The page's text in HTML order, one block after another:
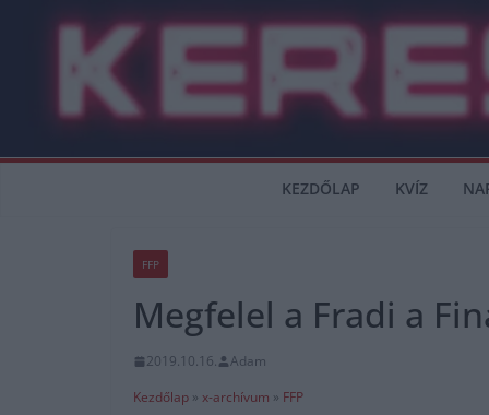
KEZDŐLAP KVÍZ
FFP
Megfelel a Fradi a
2019.10.16.
Adam
Kezdőlap » x-archívum » FFP